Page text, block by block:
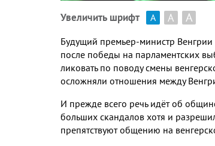
Увеличить шрифт А А А
Будущий премьер-министр
после победы на парламентских
ликовать по поводу смены
осложняли отношения между
И прежде всего речь идёт об
больших скандалов хотя и
препятствуют общению на